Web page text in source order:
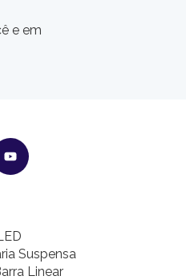
e em
Suspensa
Linear